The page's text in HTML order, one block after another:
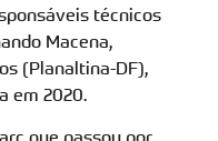
técnicos
Macena,
(Planaltina-DF),
em 2020.
que passou por